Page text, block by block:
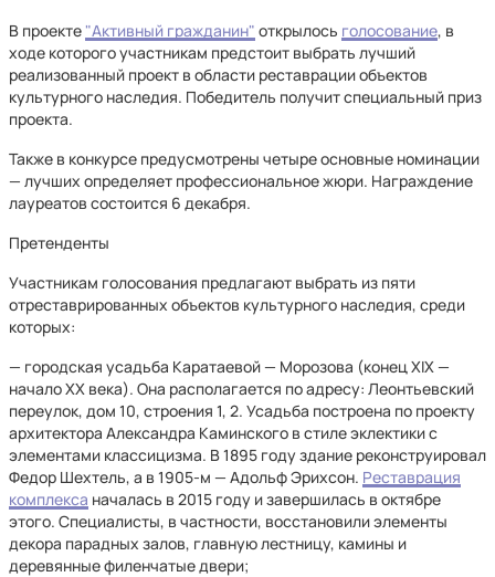
В проекте "Активный гражданин" открылось голосование, в
ходе которого участникам предстоит выбрать лучший
реализованный проект в области реставрации объектов
культурного наследия. Победитель получит специальный приз
проекта.
Также в конкурсе предусмотрены четыре основные номинации
— лучших определяет профессиональное жюри. Награждение
лауреатов состоится 6 декабря.
Претенденты
Участникам голосования предлагают выбрать из пяти
отреставрированных объектов культурного наследия, среди
которых:
— городская усадьба Каратаевой — Морозова (конец XIX —
начало XX века). Она располагается по адресу: Леонтьевский
переулок, дом 10, строения 1, 2. Усадьба построена по проекту
архитектора Александра Каминского в стиле эклектики с
элементами классицизма. В 1895 году здание реконструировал
Федор Шехтель, а в 1905-м — Адольф Эрихсон. Реставрация
комплекса началась в 2015 году и завершилась в октябре
этого. Специалисты, в частности, восстановили элементы
декора парадных залов, главную лестницу, камины и
деревянные филенчатые двери;